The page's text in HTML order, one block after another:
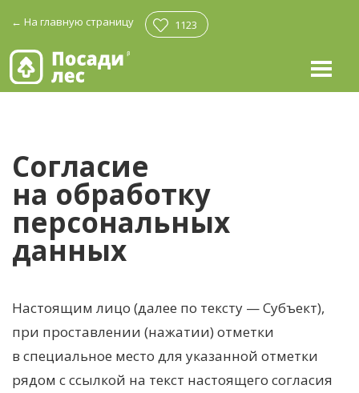
← На главную страницу 1123
Согласие
на обработку
персональных
данных
Настоящим лицо (далее по тексту — Субъект),
при проставлении (нажатии) отметки
в специальное место для указанной отметки
рядом с ссылкой на текст настоящего согласия